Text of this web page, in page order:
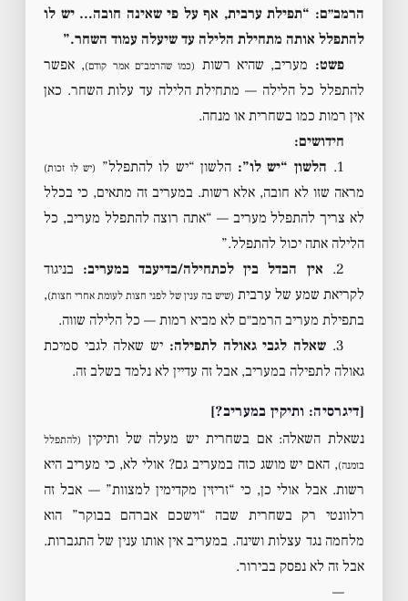
הרמב״ם: “תפילת ערבית, אף על פי שאינה חובה… יש לו
להתפלל אותה מתחילת הלילה עד שיעלה עמוד השחר.”
פשט: מעריב, שהיא רשות (כמו שהרמב״ם אמר קודם), אפשר
להתפלל כל הלילה — מתחילת הלילה עד עלות השחר. כאן
אין רמות כמו בשחרית או מנחה.
חידושים:
1.
הלשון “יש לו”: הלשון “יש לו להתפלל” (יש לו זכות)
מראה שזו לא חובה, אלא רשות. במעריב זה מתאים, כי בכלל
לא צריך להתפלל מעריב — “אתה רוצה להתפלל מעריב, כל
הלילה אתה יכול להתפלל.”
2.
אין הבדל בין לכתחילה/בדיעבד במעריב: בניגוד
לקריאת שמע של ערבית (שיש בה ענין של לפני חצות לעומת אחרי חצות),
בתפילת מעריב הרמב״ם לא מביא רמות — כל הלילה שווה.
3. שאלה לגבי גאולה לתפילה: יש שאלה לגבי סמיכת
גאולה לתפילה במעריב, אבל זה עדיין לא נלמד בשלב זה.
[דיגרסיה: ותיקין במעריב?]
נשאלת השאלה: אם בשחרית יש מעלה של ותיקין (להתפלל
בזמנה), האם יש מושג כזה במעריב גם? אולי לא, כי מעריב היא
רשות. אבל אולי כן, כי “זריזין מקדימין למצוות” — אבל זה
רלוונטי רק בשחרית שבה “וישכם אברהם בבוקר” הוא
מלחמה נגד עצלות ושינה. במעריב אין אותו ענין של התגברות.
אבל זה לא נפסק בבירור.
—